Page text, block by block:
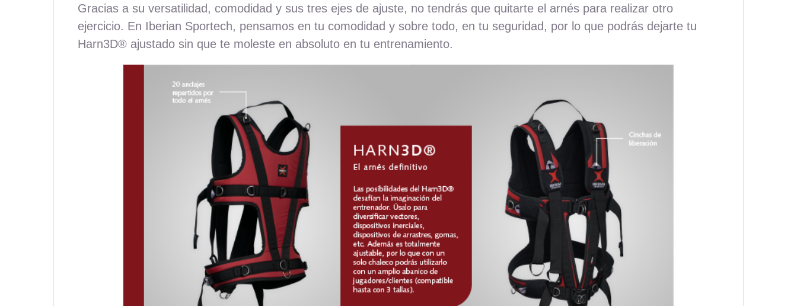
Gracias a su versatilidad, comodidad y sus tres ejes de ajuste, no tendrás que quitarte el arnés para realizar otro
ejercicio. En Iberian Sportech, pensamos en tu comodidad y sobre todo, en tu seguridad, por lo que podrás dejarte tu
Harn3D®ajustado sin que te moleste en absoluto en tu entrenamiento.